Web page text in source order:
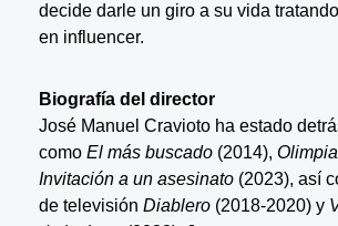
decide darle un giro a su vida
en influencer.
Biografía del director
José Manuel Cravioto ha estado
como El más buscado(2014), Olimpia
Invitación a un asesinato(2023), así
de televisión Diablero(2018-2020) y